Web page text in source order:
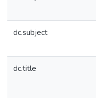
dc.subject
dc.title